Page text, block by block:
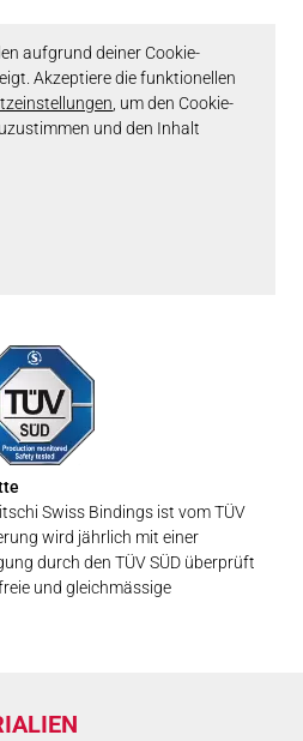
aufgrund deiner Cookie-
Akzeptiere die funktionellen
, um den Cookie-
und den Inhalt
Swiss Bindings ist vom TÜV
wird jährlich mit einer
durch den TÜV SÜD überprüft
und gleichmässige